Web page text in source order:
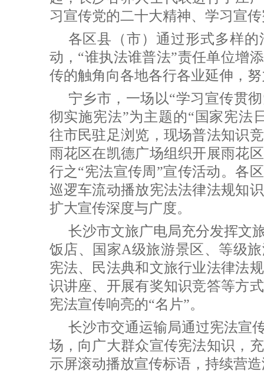
习宣传党的二十大精神、学习宣
各区县（市）通过形式多样
动，“谁执法谁普法”责任单位增
传的触角向各地各行各业延伸，
宁乡市，一场以“学习宣传贯
彻实施宪法”为主题的“国家宪法
往市民驻足浏览，现场普法知识
雨花区在凯德广场组织开展雨花
行之“宪法宣传周”宣传活动。各
巡逻车流动播放宪法法律法规知
扩大宣传深度与广度。
长沙市文旅广电局充分发挥文
饭店、国家A级旅游景区、等级
宪法、民法典和文旅行业法律法
识讲座、开展有奖知识竞答等方
宪法宣传响亮的“名片”。
长沙市交通运输局通过宪法宣
场，向广大群众宣传宪法知识，
示屏滚动播放宣传标语，持续营